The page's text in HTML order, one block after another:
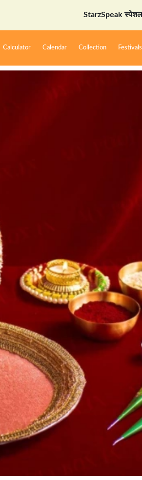
StarzSpeak स्पेशल: अयोध्या दर्शन गाइड
Calculator Calendar Collection Festivals